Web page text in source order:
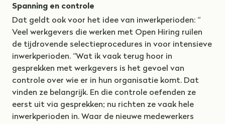
Spanning en controle
Dat geldt ook voor het idee van inwerkperioden: “
Veel werkgevers die werken met Open Hiring ruilen
de tijdrovende selectieprocedures in voor intensieve
inwerkperioden. “Wat ik vaak terug hoor in
gesprekken met werkgevers is het gevoel van
controle over wie er in hun organisatie komt. Dat
vinden ze belangrijk. En die controle oefenden ze
eerst uit via gesprekken; nu richten ze vaak hele
inwerkperioden in. Waar de nieuwe medewerkers